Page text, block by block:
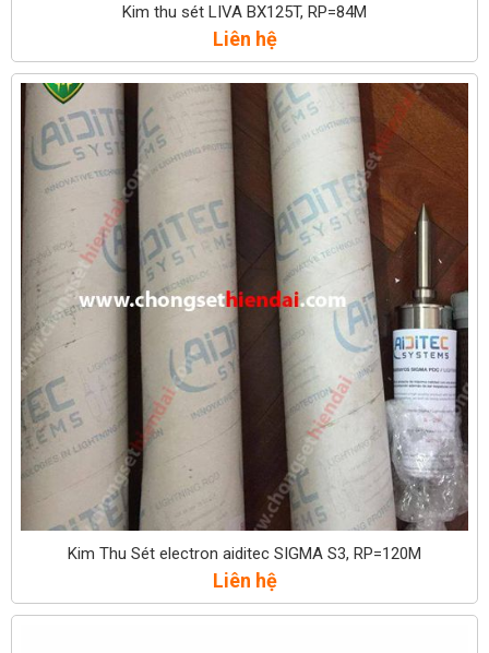
Kim thu sét LIVA BX125T, RP=84M
Liên hệ
Kim Thu Sét electron aiditec SIGMA S3, RP=120M
Liên hệ